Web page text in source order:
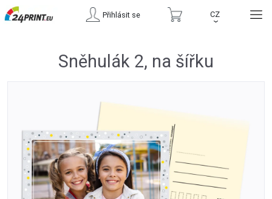
Přihlásit se CZ
›
Sněhulák 2, na šířku